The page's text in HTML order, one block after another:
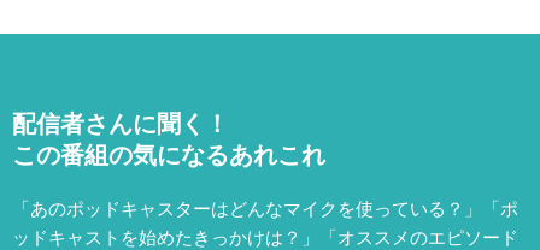
配信者さんに聞く！
この番組の気になるあれこれ
「あのポッドキャスターはどんなマイクを使っている？」「ポ
ッドキャストを始めたきっかけは？」「オススメのエピソード